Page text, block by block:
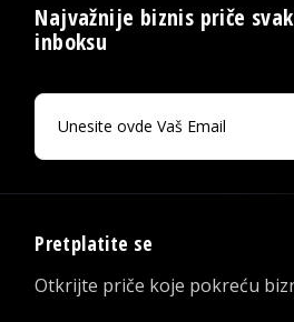
Najvažnije biznis priče
inboksu
Pretplatite se
Otkrijte priče koje pokreću